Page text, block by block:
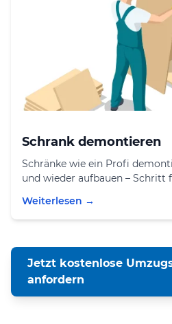
Schrank demontieren
Schränke wie ein Profi
und wieder aufbauen – Schritt
Weiterlesen →
Jetzt kostenlose
anfordern